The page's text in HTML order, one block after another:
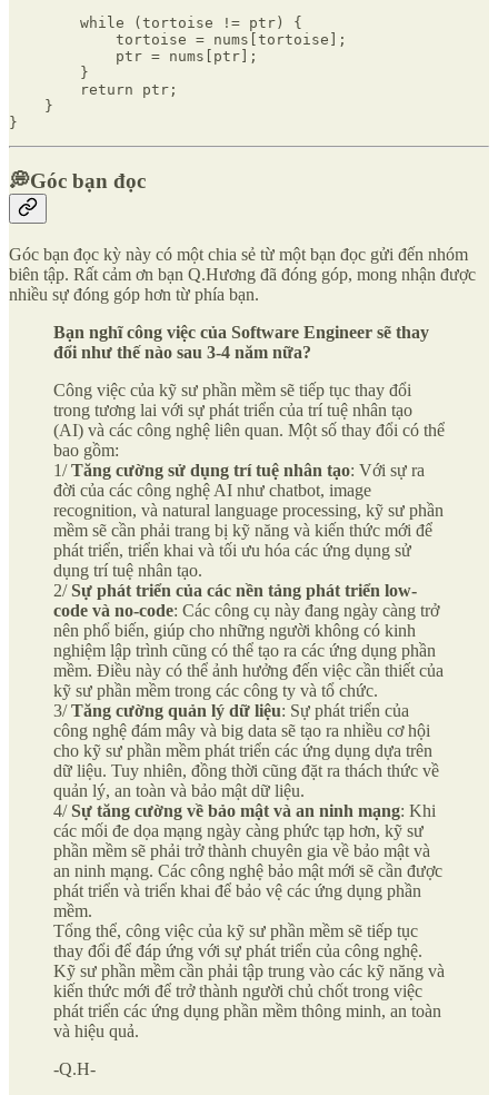
        while (tortoise != ptr) {
            tortoise = nums[tortoise];
            ptr = nums[ptr];
        }
        return ptr;
    }
}
💭Góc bạn đọc
Góc bạn đọc kỳ này có một chia sẻ từ một bạn đọc gửi đến nhóm
biên tập. Rất cảm ơn bạn Q.Hương đã đóng góp, mong nhận được
nhiều sự đóng góp hơn từ phía bạn.
Bạn nghĩ công việc của Software Engineer sẽ thay
đổi như thế nào sau 3-4 năm nữa?
Công việc của kỹ sư phần mềm sẽ tiếp tục thay đổi
trong tương lai với sự phát triển của trí tuệ nhân tạo
(AI) và các công nghệ liên quan. Một số thay đổi có thể
bao gồm:
1/Tăng cường sử dụng trí tuệ nhân tạo: Với sự ra
đời của các công nghệ AI như chatbot, image
recognition, và natural language processing, kỹ sư phần
mềm sẽ cần phải trang bị kỹ năng và kiến thức mới để
phát triển, triển khai và tối ưu hóa các ứng dụng sử
dụng trí tuệ nhân tạo.
2/Sự phát triển của các nền tảng phát triển low-
code và no-code: Các công cụ này đang ngày càng trở
nên phổ biến, giúp cho những người không có kinh
nghiệm lập trình cũng có thể tạo ra các ứng dụng phần
mềm. Điều này có thể ảnh hưởng đến việc cần thiết của
kỹ sư phần mềm trong các công ty và tổ chức.
3/Tăng cường quản lý dữ liệu: Sự phát triển của
công nghệ đám mây và big data sẽ tạo ra nhiều cơ hội
cho kỹ sư phần mềm phát triển các ứng dụng dựa trên
dữ liệu. Tuy nhiên, đồng thời cũng đặt ra thách thức về
quản lý, an toàn và bảo mật dữ liệu.
4/Sự tăng cường về bảo mật và an ninh mạng: Khi
các mối đe dọa mạng ngày càng phức tạp hơn, kỹ sư
phần mềm sẽ phải trở thành chuyên gia về bảo mật và
an ninh mạng. Các công nghệ bảo mật mới sẽ cần được
phát triển và triển khai để bảo vệ các ứng dụng phần
mềm.
Tổng thể, công việc của kỹ sư phần mềm sẽ tiếp tục
thay đổi để đáp ứng với sự phát triển của công nghệ.
Kỹ sư phần mềm cần phải tập trung vào các kỹ năng và
kiến thức mới để trở thành người chủ chốt trong việc
phát triển các ứng dụng phần mềm thông minh, an toàn
và hiệu quả.
-Q.H-